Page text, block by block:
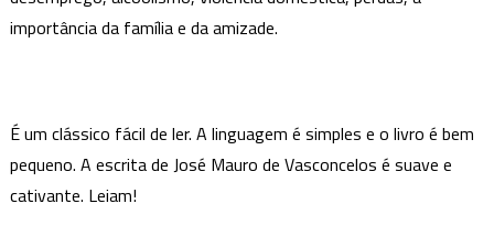
importância da família e da amizade.
É um clássico fácil de ler. A linguagem é simples e o livro é bem
pequeno. A escrita de José Mauro de Vasconcelos é suave e
cativante. Leiam!